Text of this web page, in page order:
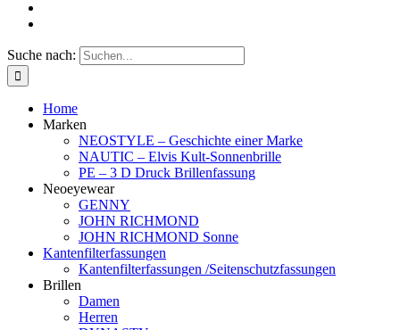
Suche nach:
Home
Marken
NEOSTYLE – Geschichte einer Marke
NAUTIC – Elvis Kult-Sonnenbrille
PE – 3 D Druck Brillenfassung
Neoeyewear
GENNY
JOHN RICHMOND
JOHN RICHMOND Sonne
Kantenfilterfassungen
Kantenfilterfassungen /Seitenschutzfassungen
Brillen
Damen
Herren